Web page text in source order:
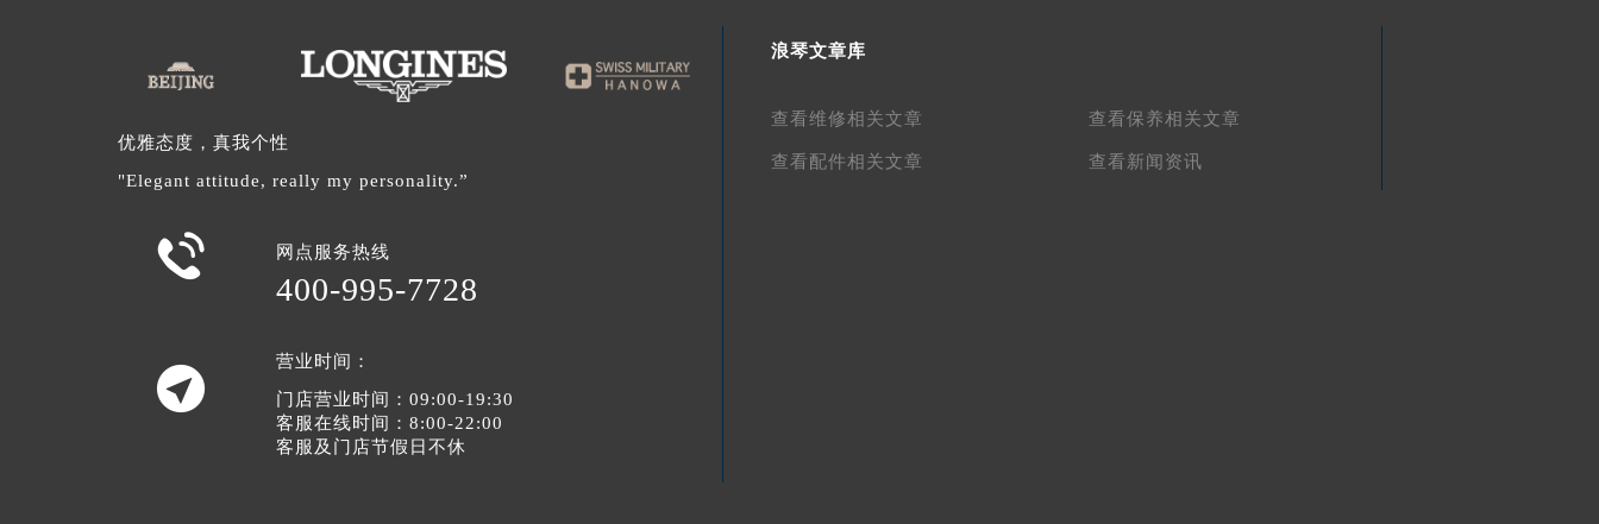
优雅态度，真我个性
"Elegant attitude, really my personality.”
 网点服务热线
400-995-7728

营业时间：
门店营业时间：09:00-19:30
客服在线时间：8:00-22:00
客服及门店节假日不休
浪琴文章库
查看维修相关文章 查看保养相关文章
查看配件相关文章 查看新闻资讯